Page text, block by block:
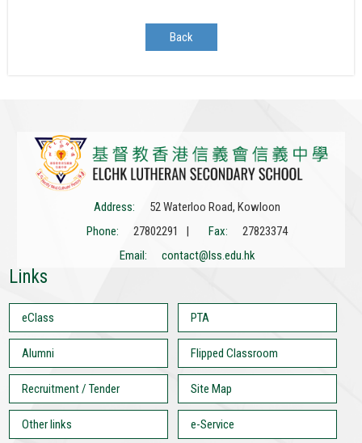
Back
Address:
52 Waterloo Road, Kowloon
Phone:
27802291 | Fax:
27823374
Email:
contact@lss.edu.hk
Links
eClass PTA
Alumni Flipped Classroom
Recruitment / Tender Site Map
Other links e-Service